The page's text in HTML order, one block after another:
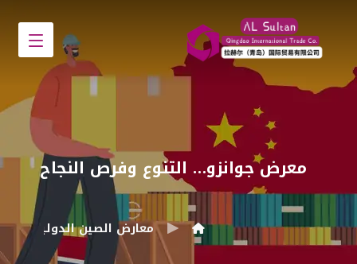
معرض جوانزو… التنوع وفرص النجاح
معارض الصين الدولية